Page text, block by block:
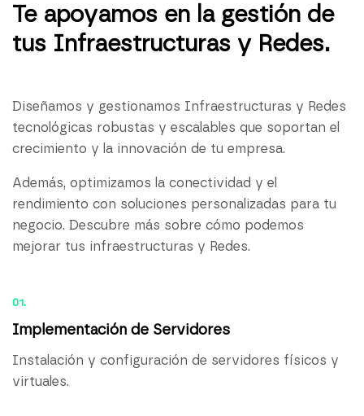
Te apoyamos en la gestión de
tus Infraestructuras y Redes.
Diseñamos y gestionamos Infraestructuras y Redes
tecnológicas robustas y escalables que soportan el
crecimiento y la innovación de tu empresa.
Además, optimizamos la conectividad y el
rendimiento con soluciones personalizadas para tu
negocio. Descubre más sobre cómo podemos
mejorar tus infraestructuras y Redes.
01.
Implementación de Servidores
Instalación y configuración de servidores físicos y
virtuales.